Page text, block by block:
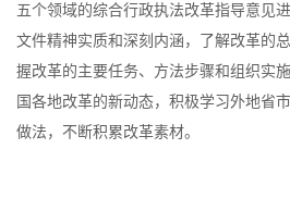
五个领域的综合行政执法改革指导意见
文件精神实质和深刻内涵，了解改革的
握改革的主要任务、方法步骤和组织实
国各地改革的新动态，积极学习外地省
做法，不断积累改革素材。